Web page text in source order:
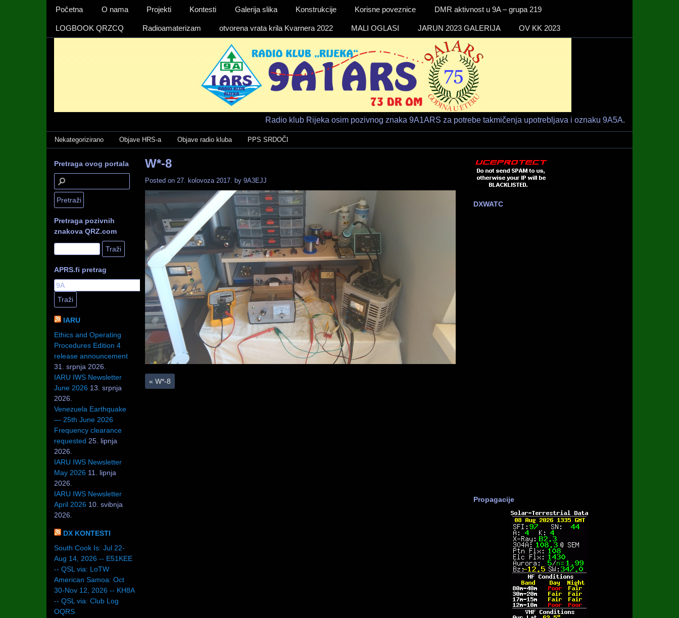
Početna O nama Projekti Kontesti Galerija slika Konstrukcije Korisne poveznice DMR aktivnost u 9A – grupa 219
LOGBOOK QRZCQ Radioamaterizam otvorena vrata krila Kvarnera 2022 MALI OGLASI JARUN 2023 GALERIJA OV KK 2023
Radio klub Rijeka osim pozivnog znaka 9A1ARS za potrebe takmičenja upotrebljava i oznaku 9A5A.
Categories
Nekategorizirano Objave HRS-a Objave radio kluba PPS SRDOČI
W*-8
Posted on 27. kolovoza 2017. by 9A3EJJ
« W*-8
Pretraga ovog portala
Pretraga pozivnih
znakova QRZ.com
APRS.fi pretrag
IARU
Ethics and Operating
Procedures Edition 4
release announcement
31. srpnja 2026.
IARU IWS Newsletter
June 2026 13. srpnja
2026.
Venezuela Earthquake
— 25th June 2026
Frequency clearance
requested 25. lipnja
2026.
IARU IWS Newsletter
May 2026 11. lipnja
2026.
IARU IWS Newsletter
April 2026 10. svibnja
2026.
DX KONTESTI
South Cook Is: Jul 22-
Aug 14, 2026 -- E51KEE
-- QSL via: LoTW
American Samoa: Oct
30-Nov 12, 2026 -- KH8A
-- QSL via: Club Log
OQRS
DXWATC
Propagacije